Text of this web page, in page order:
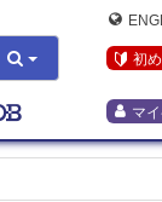
初
マ